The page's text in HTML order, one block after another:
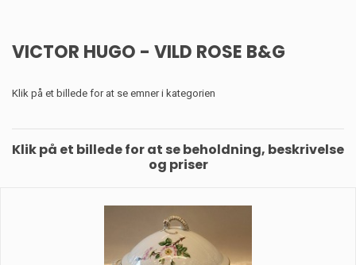
VICTOR HUGO - VILD ROSE B&G
Klik på et billede for at se emner i kategorien
Klik på et billede for at se beholdning, beskrivelse
og priser